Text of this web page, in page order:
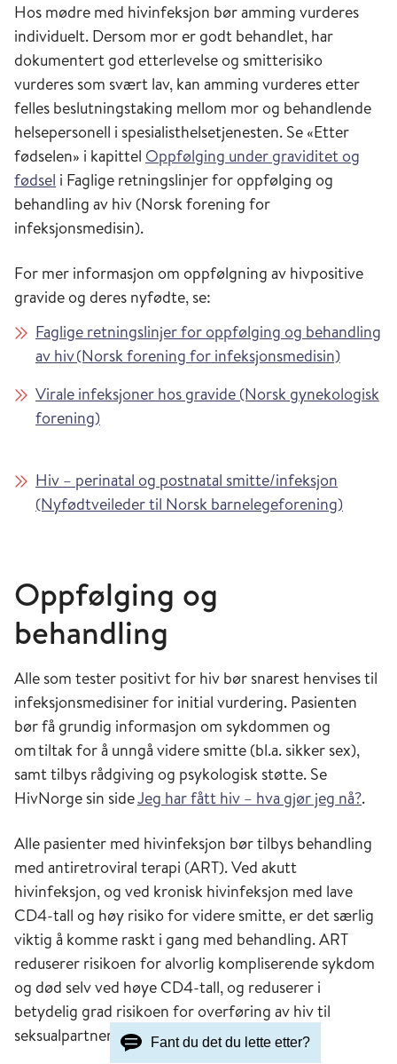
Hos mødre med hivinfeksjon bør amming vurderes
individuelt. Dersom mor er godt behandlet, har
dokumentert god etterlevelse og smitterisiko
vurderes som svært lav, kan amming vurderes etter
felles beslutningstaking mellom mor og behandlende
helsepersonell i spesialisthelsetjenesten. Se «Etter
fødselen» i kapittel Oppfølging under graviditet og
fødsel i Faglige retningslinjer for oppfølging og
behandling av hiv (Norsk forening for
infeksjonsmedisin).
For mer informasjon om oppfølgning av hivpositive
gravide og deres nyfødte, se:
Faglige retningslinjer for oppfølging og behandling
av hiv (Norsk forening for infeksjonsmedisin)
Virale infeksjoner hos gravide (Norsk gynekologisk
forening)
Hiv – perinatal og postnatal smitte/infeksjon
(Nyfødtveileder til Norsk barnelegeforening)
Oppfølging og
behandling
Alle som tester positivt for hiv bør snarest henvises til
infeksjonsmedisiner for initial vurdering. Pasienten
bør få grundig informasjon om sykdommen og
om tiltak for å unngå videre smitte (bl.a. sikker sex),
samt tilbys rådgiving og psykologisk støtte. Se
HivNorge sin sideJeg har fått hiv – hva gjør jeg nå?.
Alle pasienter med hivinfeksjon bør tilbys behandling
med antiretroviral terapi (ART). Ved akutt
hivinfeksjon, og ved kronisk hivinfeksjon med lave
CD4-tall og høy risiko for videre smitte, er det særlig
viktig å komme raskt i gang med behandling. ART
reduserer risikoen for alvorlig kompliserende sykdom
og død selv ved høye CD4-tall, og reduserer i
betydelig grad risikoen for overføring av hiv til
seksualpartnere.
Fant du det du lette etter?